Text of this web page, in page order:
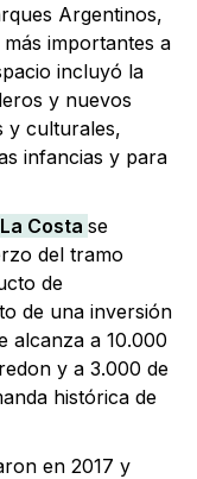
Argentinos,
importantes a
incluyó la
y nuevos
y culturales,
infancias y para
Costa se
del tramo
de
de una inversión
alcanza a 10.000
y a 3.000 de
histórica de
en 2017 y